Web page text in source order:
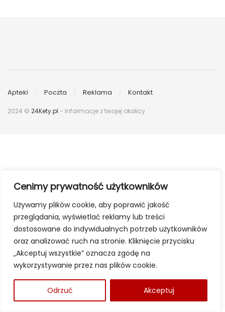
Cenimy prywatność użytkowników
Używamy plików cookie, aby poprawić jakość
przeglądania, wyświetlać reklamy lub treści
dostosowane do indywidualnych potrzeb użytkowników
oraz analizować ruch na stronie. Kliknięcie przycisku
„Akceptuj wszystkie” oznacza zgodę na
wykorzystywanie przez nas plików cookie.
Odrzuć Akceptuj
Apteki Poczta Reklama Kontakt
2024 © 24Kety.pl - Informacje z twojej okolicy